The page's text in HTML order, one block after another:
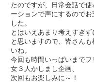
たのですが、日常会話で
ーションで声にするので
した。
とはいえあまり考えすぎ
と思いますので、皆さん
いね。
今回も時間いっぱいまでフ
女３人かしまし企画、
次回もお楽しみに～！